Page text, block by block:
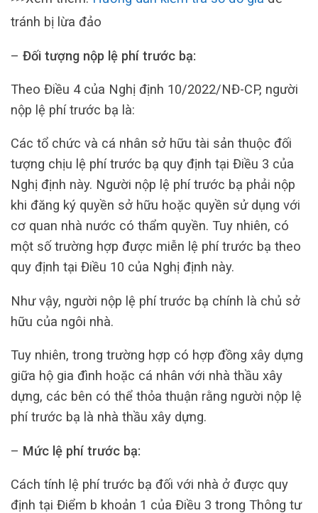
tránh bị lừa đảo
– Đối tượng nộp lệ phí trước bạ:
Theo Điều 4 của Nghị định 10/2022/NĐ-CP, người
nộp lệ phí trước bạ là:
Các tổ chức và cá nhân sở hữu tài sản thuộc đối
tượng chịu lệ phí trước bạ quy định tại Điều 3 của
Nghị định này. Người nộp lệ phí trước bạ phải nộp
khi đăng ký quyền sở hữu hoặc quyền sử dụng với
cơ quan nhà nước có thẩm quyền. Tuy nhiên, có
một số trường hợp được miễn lệ phí trước bạ theo
quy định tại Điều 10 của Nghị định này.
Như vậy, người nộp lệ phí trước bạ chính là chủ sở
hữu của ngôi nhà.
Tuy nhiên, trong trường hợp có hợp đồng xây dựng
giữa hộ gia đình hoặc cá nhân với nhà thầu xây
dựng, các bên có thể thỏa thuận rằng người nộp lệ
phí trước bạ là nhà thầu xây dựng.
– Mức lệ phí trước bạ:
Cách tính lệ phí trước bạ đối với nhà ở được quy
định tại Điểm b khoản 1 của Điều 3 trong Thông tư